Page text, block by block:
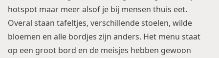
hotspot maar meer alsof je bij mensen thuis eet.
Overal staan tafeltjes, verschillende stoelen, wilde
bloemen en alle bordjes zijn anders. Het menu staat
op een groot bord en de meisjes hebben gewoon